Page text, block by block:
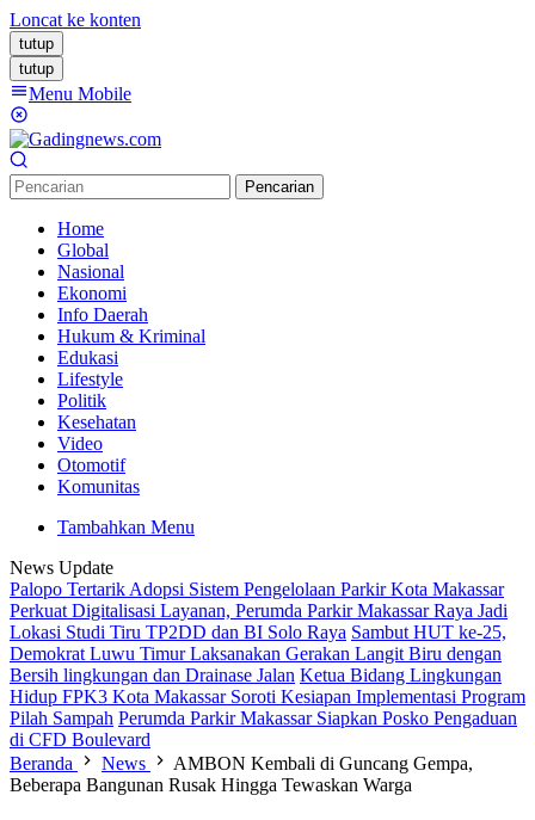
Loncat ke konten
tutup
tutup
Menu Mobile
Pencarian
Home
Global
Nasional
Ekonomi
Info Daerah
Hukum & Kriminal
Edukasi
Lifestyle
Politik
Kesehatan
Video
Otomotif
Komunitas
Tambahkan Menu
News Update
Palopo Tertarik Adopsi Sistem Pengelolaan Parkir Kota Makassar
Perkuat Digitalisasi Layanan, Perumda Parkir Makassar Raya Jadi
Lokasi Studi Tiru TP2DD dan BI Solo Raya Sambut HUT ke-25,
Demokrat Luwu Timur Laksanakan Gerakan Langit Biru dengan
Bersih lingkungan dan Drainase Jalan Ketua Bidang Lingkungan
Hidup FPK3 Kota Makassar Soroti Kesiapan Implementasi Program
Pilah Sampah Perumda Parkir Makassar Siapkan Posko Pengaduan
di CFD Boulevard
Beranda
News
AMBON Kembali di Guncang Gempa,
Beberapa Bangunan Rusak Hingga Tewaskan Warga